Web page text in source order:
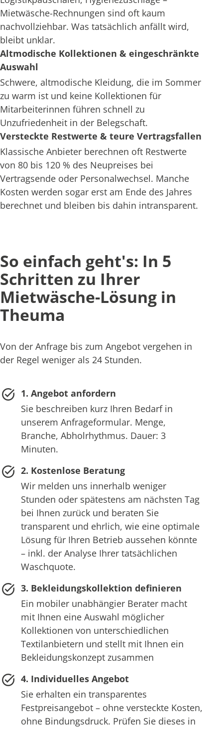
Mietwäsche-Rechnungen sind oft kaum
nachvollziehbar. Was tatsächlich anfällt wird,
bleibt unklar.
Altmodische Kollektionen & eingeschränkte
Auswahl
Schwere, altmodische Kleidung, die im Sommer
zu warm ist und keine Kollektionen für
Mitarbeiterinnen führen schnell zu
Unzufriedenheit in der Belegschaft.
Versteckte Restwerte & teure Vertragsfallen
Klassische Anbieter berechnen oft Restwerte
von 80 bis 120 % des Neupreises bei
Vertragsende oder Personalwechsel. Manche
Kosten werden sogar erst am Ende des Jahres
berechnet und bleiben bis dahin intransparent.
So einfach geht's: In 5
Schritten zu Ihrer
Mietwäsche-Lösung in
Theuma
Von der Anfrage bis zum Angebot vergehen in
der Regel weniger als 24 Stunden.
1. Angebot anfordern
Sie beschreiben kurz Ihren Bedarf in
unserem Anfrageformular. Menge,
Branche, Abholrhythmus. Dauer: 3
Minuten.
2. Kostenlose Beratung
Wir melden uns innerhalb weniger
Stunden oder spätestens am nächsten Tag
bei Ihnen zurück und beraten Sie
transparent und ehrlich, wie eine optimale
Lösung für Ihren Betrieb aussehen könnte
– inkl. der Analyse Ihrer tatsächlichen
Waschquote.
3. Bekleidungskollektion definieren
Ein mobiler unabhängier Berater macht
mit Ihnen eine Auswahl möglicher
Kollektionen von unterschiedlichen
Textilanbietern und stellt mit Ihnen ein
Bekleidungskonzept zusammen
4. Individuelles Angebot
Sie erhalten ein transparentes
Festpreisangebot – ohne versteckte Kosten,
ohne Bindungsdruck. Prüfen Sie dieses in